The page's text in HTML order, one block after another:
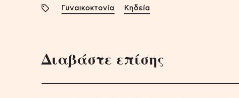
Γυναικοκτονία Κηδεία
Διαβάστε επίσης